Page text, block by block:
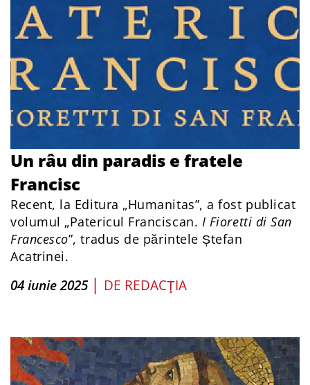
Un râu din paradis e fratele
Francisc
Recent, la Editura „Humanitas”, a fost publicat
volumul „Patericul Franciscan. I Fioretti di San
Francesco”, tradus de părintele Ștefan
Acatrinei.
04 iunie 2025 | DE REDACŢIA